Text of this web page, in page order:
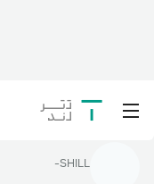
خانه رمزارزها/
SHILL
SHILL-